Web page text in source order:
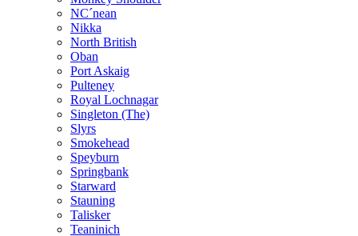
NC´nean
Nikka
North British
Oban
Port Askaig
Pulteney
Royal Lochnagar
Singleton (The)
Slyrs
Smokehead
Speyburn
Springbank
Starward
Stauning
Talisker
Teaninich